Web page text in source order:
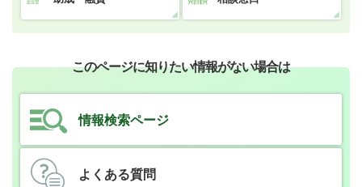
このページに知りたい情報がない場合は
情報検索ページ
よくある質問